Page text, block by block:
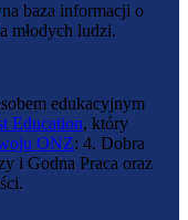
baza informacji o
młodych ludzi.
edukacyjnym
Education, który
ONZ: 4. Dobra
i Godna Praca oraz